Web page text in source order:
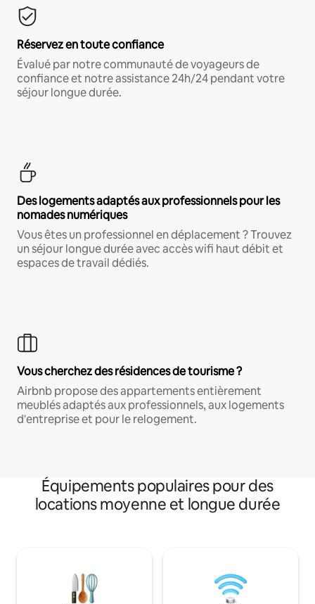
Réservez en toute confiance
Évalué par notre communauté de voyageurs de
confiance et notre assistance 24h/24 pendant votre
séjour longue durée.
Des logements adaptés aux professionnels pour les
nomades numériques
Vous êtes un professionnel en déplacement ? Trouvez
un séjour longue durée avec accès wifi haut débit et
espaces de travail dédiés.
Vous cherchez des résidences de tourisme ?
Airbnb propose des appartements entièrement
meublés adaptés aux professionnels, aux logements
d'entreprise et pour le relogement.
Équipements populaires pour des
locations moyenne et longue durée